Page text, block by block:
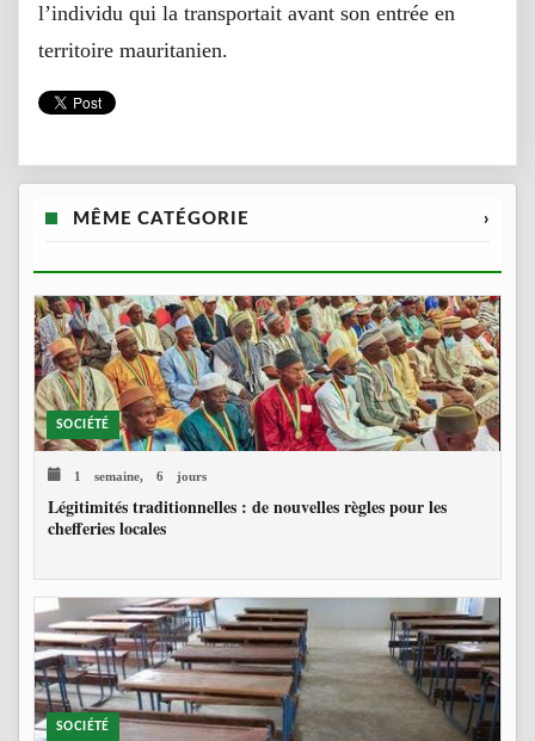
l’individu qui la transportait avant son entrée en
territoire mauritanien.
MÊME CATÉGORIE ›
SOCIÉTÉ
1 semaine, 6 jours
Légitimités traditionnelles : de nouvelles règles pour les
chefferies locales
SOCIÉTÉ